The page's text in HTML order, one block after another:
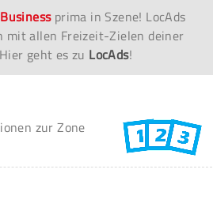
prima in Szene! LocAds
allen Freizeit-Zielen deiner
geht es zu LocAds!
zur Zone